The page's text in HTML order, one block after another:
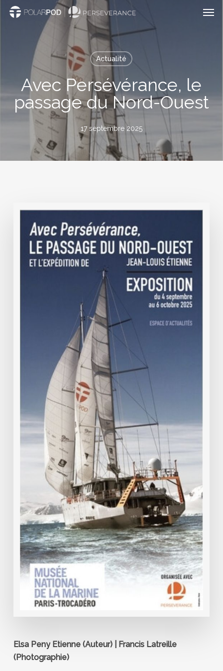
Passer
Actualité
Avec Persévérance, le
passage du Nord-Ouest
17 septembre 2025
Elsa Peny Etienne (Auteur) Francis Latreille
(Photographie)